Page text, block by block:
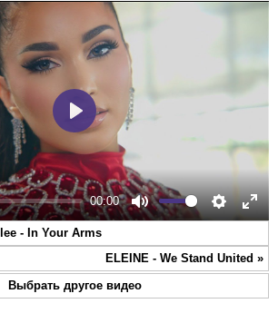
00:00
Mute Settings
Play
- In Your Arms
ELEINE - We Stand United »
Выбрать другое видео